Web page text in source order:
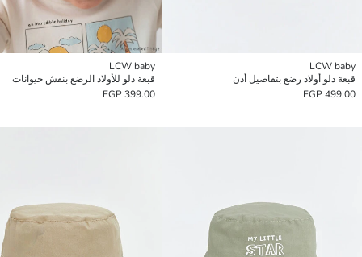
LCW baby
قبعة دلو أولاد رضع بتفاصيل أذن
499.00 EGP
LCW baby
قبعة دلو للأولاد الرضع بنقش حيوانات
399.00 EGP